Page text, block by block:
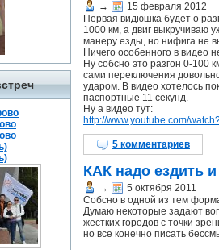
→
15 февраля 2012
Первая видюшка будет о
1000 км, а двиг выкручиваю
манеру езды, но нифига не
Ничего особенного в видео
Ну собсно это разгон 0-100
сами переключения
ударом. В видео хотелось
паспортные 11 секунд.
Ну а видео тут:
http://www.youtube.com/
5 комментариев
КАК надо ездить
→
5 октября 2011
Собсно в одной из тем форма
Думаю некоторые задают
жестких городов с точки
но все конечно писать